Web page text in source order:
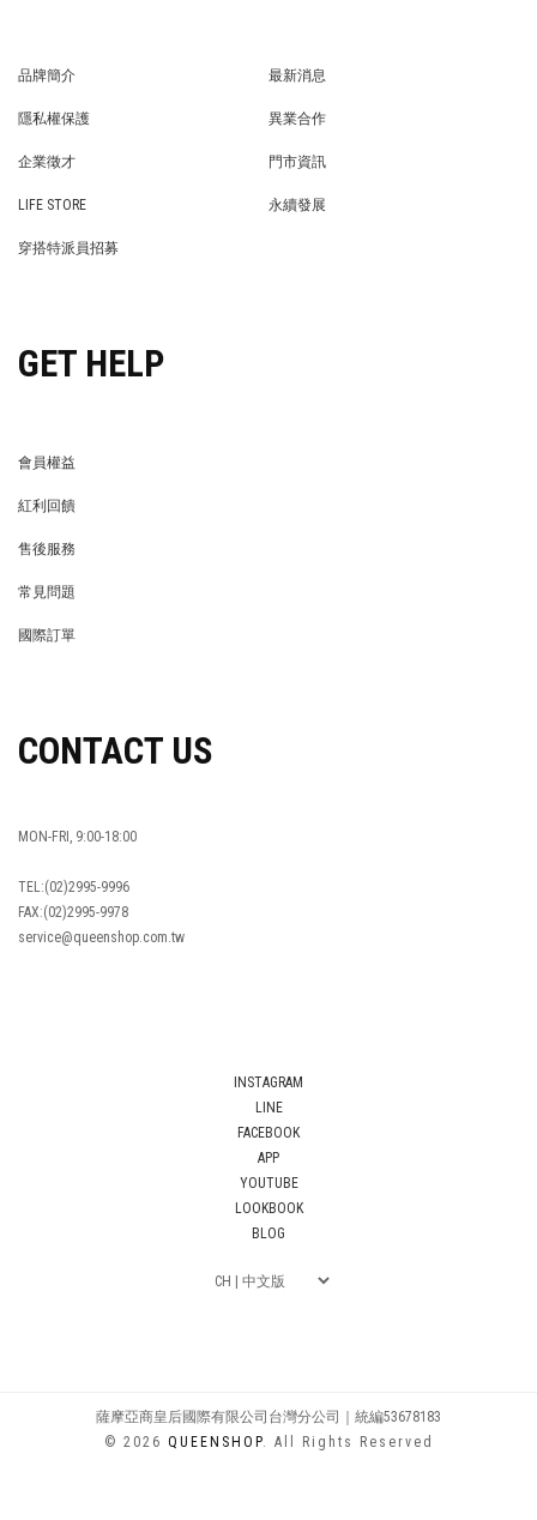
品牌簡介
最新消息
隱私權保護
異業合作
企業徵才
門市資訊
LIFE STORE
永續發展
穿搭特派員招募
GET HELP
會員權益
紅利回饋
售後服務
常見問題
國際訂單
CONTACT US
MON-FRI, 9:00-18:00
TEL:(02)2995-9996
FAX:(02)2995-9978
service@queenshop.com.tw
INSTAGRAM
LINE
FACEBOOK
APP
YOUTUBE
LOOKBOOK
BLOG
薩摩亞商皇后國際有限公司台灣分公司｜統編53678183
© 2026 QUEENSHOP. All Rights Reserved